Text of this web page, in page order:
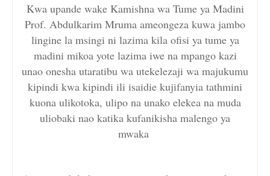
Kwa upande wake Kamishna wa Tume ya Madini
Prof. Abdulkarim Mruma ameongeza kuwa jambo
lingine la msingi ni lazima kila ofisi ya tume ya
madini mikoa yote lazima iwe na mpango kazi
unao onesha utaratibu wa utekelezaji wa majukumu
kipindi kwa kipindi ili isaidie kujifanyia tathmini
kuona ulikotoka, ulipo na unako elekea na muda
uliobaki nao katika kufanikisha malengo ya
mwaka